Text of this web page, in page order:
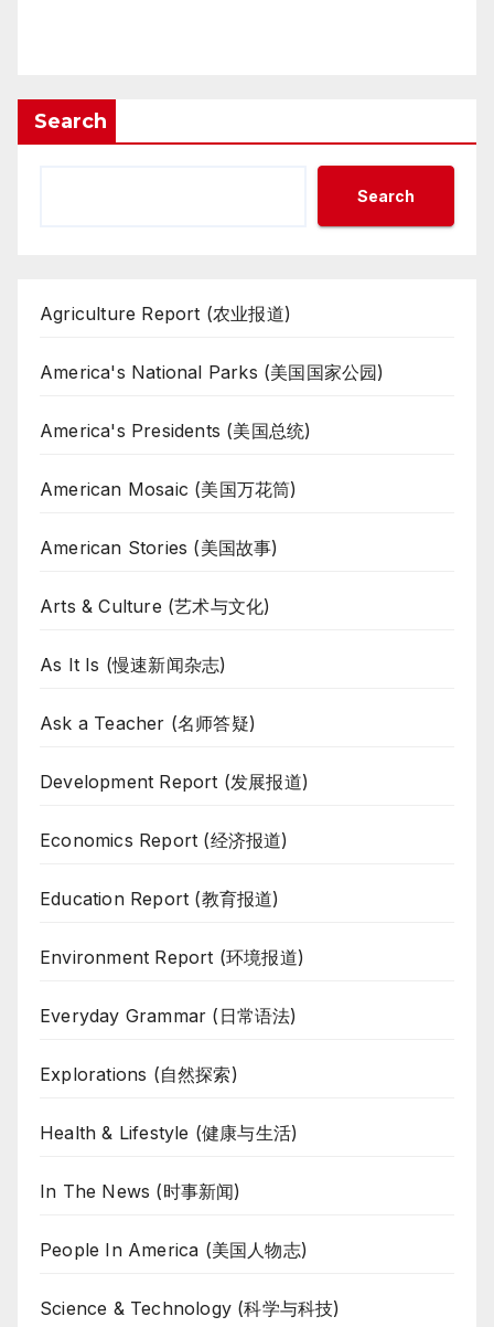
Search
Search
Agriculture Report (农业报道)
America's National Parks (美国国家公园)
America's Presidents (美国总统)
American Mosaic (美国万花筒)
American Stories (美国故事)
Arts & Culture (艺术与文化)
As It Is (慢速新闻杂志)
Ask a Teacher (名师答疑)
Development Report (发展报道)
Economics Report (经济报道)
Education Report (教育报道)
Environment Report (环境报道)
Everyday Grammar (日常语法)
Explorations (自然探索)
Health & Lifestyle (健康与生活)
In The News (时事新闻)
People In America (美国人物志)
Science & Technology (科学与科技)